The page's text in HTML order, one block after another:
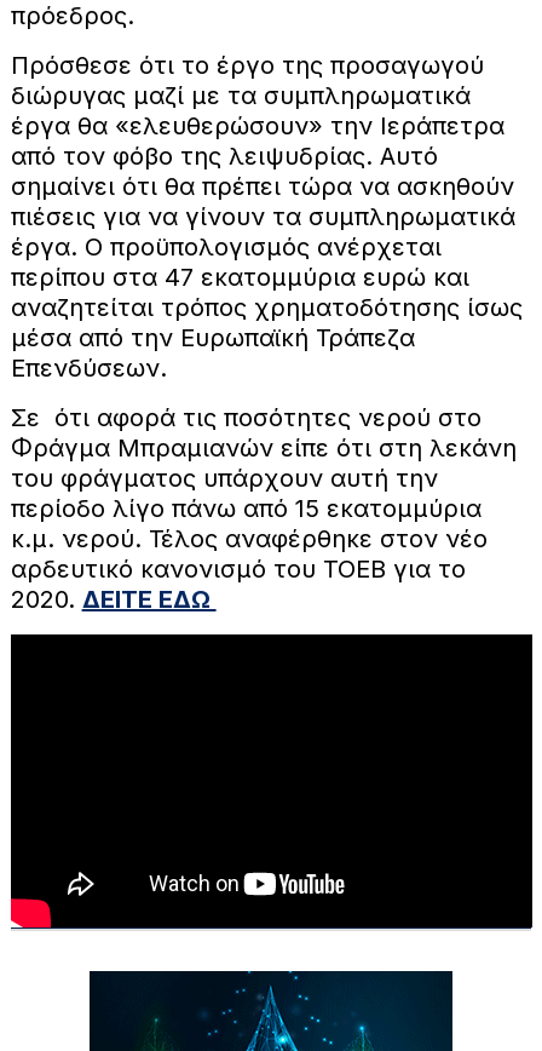
πρόεδρος.
Πρόσθεσε ότι το έργο της προσαγωγού
διώρυγας μαζί με τα συμπληρωματικά
έργα θα «ελευθερώσουν» την Ιεράπετρα
από τον φόβο της λειψυδρίας. Αυτό
σημαίνει ότι θα πρέπει τώρα να ασκηθούν
πιέσεις για να γίνουν τα συμπληρωματικά
έργα. Ο προϋπολογισμός ανέρχεται
περίπου στα 47 εκατομμύρια ευρώ και
αναζητείται τρόπος χρηματοδότησης ίσως
μέσα από την Ευρωπαϊκή Τράπεζα
Επενδύσεων.
Σε ότι αφορά τις ποσότητες νερού στο
Φράγμα Μπραμιανών είπε ότι στη λεκάνη
του φράγματος υπάρχουν αυτή την
περίοδο λίγο πάνω από 15 εκατομμύρια
κ.μ. νερού. Τέλος αναφέρθηκε στον νέο
αρδευτικό κανονισμό του ΤΟΕΒ για το
2020. ΔΕΙΤΕ ΕΔΩ